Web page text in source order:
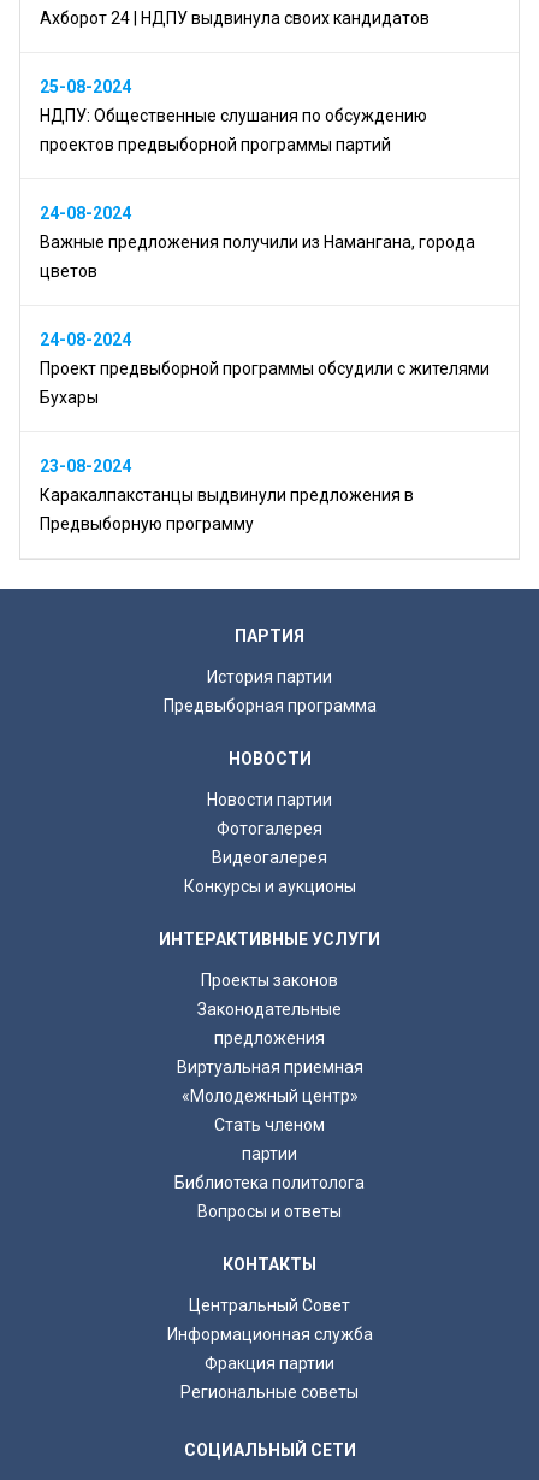
Ахборот 24 | НДПУ выдвинула своих кандидатов
25-08-2024
НДПУ: Общественные слушания по обсуждению
проектов предвыборной программы партий
24-08-2024
Важные предложения получили из Намангана, города
цветов
24-08-2024
Проект предвыборной программы обсудили с жителями
Бухары
23-08-2024
Каракалпакстанцы выдвинули предложения в
Предвыборную программу
ПАРТИЯ
История партии
Предвыборная программа
НОВОСТИ
Новости партии
Фотогалерея
Видеогалерея
Конкурсы и аукционы
ИНТЕРАКТИВНЫЕ УСЛУГИ
Проекты законов
Законодательные
предложения
Виртуальная приемная
«Молодежный центр»
Стать членом
партии
Библиотека политолога
Вопросы и ответы
КОНТАКТЫ
Центральный Совет
Информационная служба
Фракция партии
Региональные советы
СОЦИАЛЬНЫЙ СЕТИ